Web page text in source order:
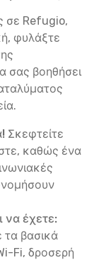
σε Refugio,
φυλάξτε
σας βοηθήσει
Σκεφτείτε
καθώς ένα
να έχετε:
τα βασικά
Fi, δροσερή